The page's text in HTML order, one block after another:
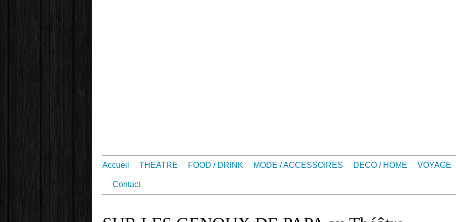
Accueil THEATRE FOOD / DRINK MODE / ACCESSOIRES DECO / HOME VOYAGE
Contact